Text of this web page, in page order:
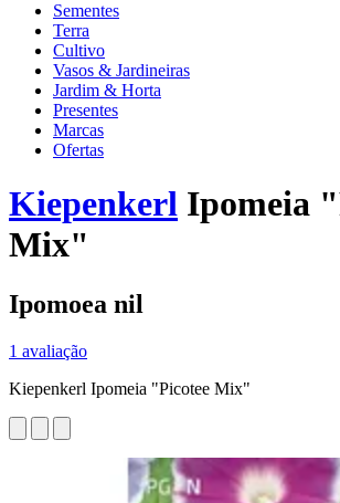
Sementes
Terra
Cultivo
Vasos & Jardineiras
Jardim & Horta
Presentes
Marcas
Ofertas
Kiepenkerl Ipomeia
Mix"
Ipomoea nil
1 avaliação
Kiepenkerl Ipomeia "Picotee Mix"